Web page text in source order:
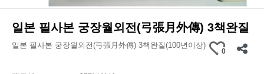
일본 필사본 궁장월외전(弓張月外傳) 3책완질
일본 필사본 궁장월외전(弓張月外傳) 3책완질(100년이상)
0